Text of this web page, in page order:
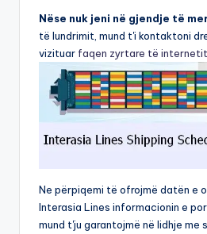
Nëse nuk jeni në gjendje të
të lundrimit, mund t'i kontaktoni
vizituar faqen zyrtare të
Ne përpiqemi të ofrojmë datën e
Interasia Lines informacionin e
mund t'ju garantojmë në lidhje me